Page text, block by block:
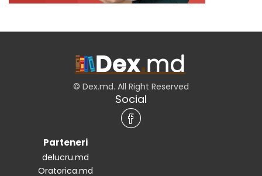
© Dex.md. All Right Reserved
Social
Parteneri
delucru.md
Oratorica.md